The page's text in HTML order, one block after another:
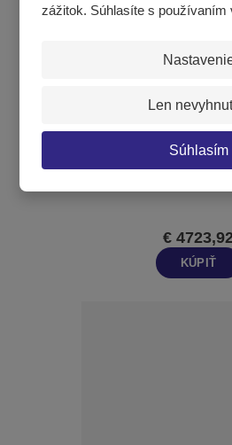
zážitok. Súhlasíte s
Len
Súhlasím
Interný displej 8015 s klávesnicou
€
KÚPIŤ